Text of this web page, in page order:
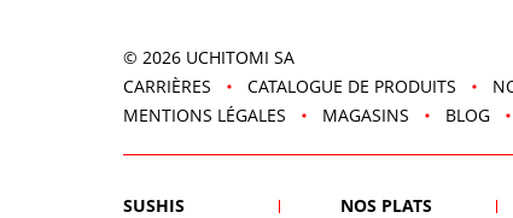
© 2026 UCHITOMI SA
CARRIÈRES
CATALOGUE DE PRODUITS
MENTIONS LÉGALES
MAGASINS BLOG
SUSHIS NOS PLATS